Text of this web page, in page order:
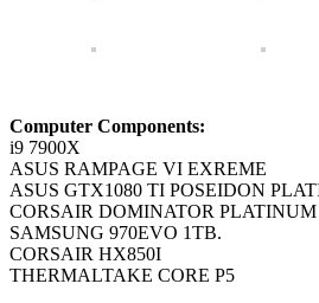
Computer Components:
i9 7900X
ASUS RAMPAGE VI EXREME
ASUS GTX1080 TI POSEIDON
CORSAIR DOMINATOR PLATINUM
SAMSUNG 970EVO 1TB.
CORSAIR HX850I
THERMALTAKE CORE P5